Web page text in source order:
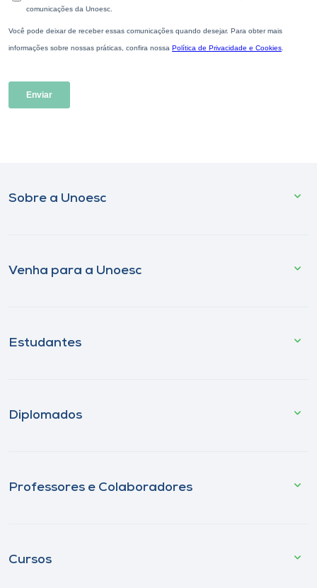
Sobre a Unoesc
Venha para a Unoesc
Estudantes
Diplomados
Professores e Colaboradores
Cursos